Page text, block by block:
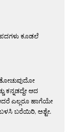
ಪದಗಳು ಕೂಡಲೆ
ಕನ್ನಡದ್ದೇ ಆದ
ಎಲ್ಲರೂ ಹಾಗೆಯೇ
ಬಳಸಿ ಬರೆಯಿರಿ, ಅಶ್ಟೇ.